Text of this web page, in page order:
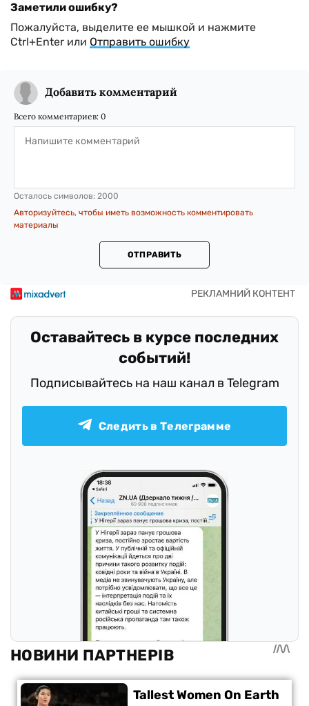
Заметили ошибку?
Пожалуйста, выделите ее мышкой и нажмите
Ctrl+Enter или Отправить ошибку
Добавить комментарий
Всего комментариев: 0
Осталось символов: 2000
Авторизуйтесь, чтобы иметь возможность комментировать
материалы
ОТПРАВИТЬ
Оставайтесь в курсе последних
событий!
Подписывайтесь на наш канал в Telegram
Следить в Телеграмме